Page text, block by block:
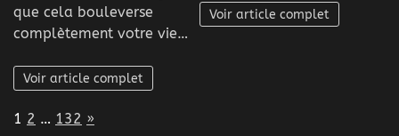
que cela bouleverse
complètement votre vie…
Voir article complet
Voir article complet
Page:
1 2 … 132 Next
»